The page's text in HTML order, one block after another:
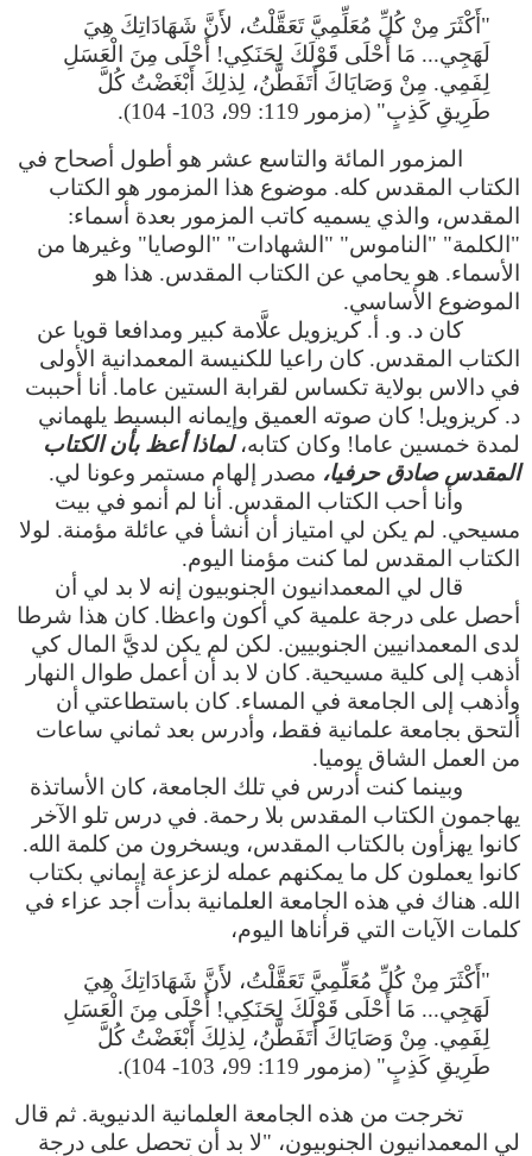
"أَكْثَرَ مِنْ كُلِّ مُعَلِّمِيَّ تَعَقَّلْتُ، لأَنَّ شَهَادَاتِكَ هِيَ
لَهَجِي... مَا أَحْلَى قَوْلَكَ لِحَنَكِي! أَحْلَى مِنَ الْعَسَلِ
لِفَمِي. مِنْ وَصَايَاكَ أَتَفَطَّنُ، لِذلِكَ أَبْغَضْتُ كُلَّ
طَرِيقِ كَذِبٍ" (مزمور 119: 99، 103- 104).
المزمور المائة والتاسع عشر هو أطول أصحاح في
الكتاب المقدس كله. موضوع هذا المزمور هو الكتاب
المقدس، والذي يسميه كاتب المزمور بعدة أسماء:
"الكلمة" "الناموس" "الشهادات" "الوصايا" وغيرها من
الأسماء. هو يحامي عن الكتاب المقدس. هذا هو
الموضوع الأساسي.
كان د. و. أ. كريزويل علَّامة كبير ومدافعا قويا عن
الكتاب المقدس. كان راعيا للكنيسة المعمدانية الأولى
في دالاس بولاية تكساس لقرابة الستين عاما. أنا أحببت
د. كريزويل! كان صوته العميق وإيمانه البسيط يلهماني
لمدة خمسين عاما! وكان كتابه،لماذا أعظ بأن الكتاب
المقدس صادق حرفيا، مصدر إلهام مستمر وعونا لي.
وأنا أحب الكتاب المقدس. أنا لم أنمو في بيت
مسيحي. لم يكن لي امتياز أن أنشأ في عائلة مؤمنة. لولا
الكتاب المقدس لما كنت مؤمنا اليوم.
قال لي المعمدانيون الجنوبيون إنه لا بد لي أن
أحصل على درجة علمية كي أكون واعظا. كان هذا شرطا
لدى المعمدانيين الجنوبيين. لكن لم يكن لديَّ المال كي
أذهب إلى كلية مسيحية. كان لا بد أن أعمل طوال النهار
وأذهب إلى الجامعة في المساء. كان باستطاعتي أن
ألتحق بجامعة علمانية فقط، وأدرس بعد ثماني ساعات
من العمل الشاق يوميا.
وبينما كنت أدرس في تلك الجامعة، كان الأساتذة
يهاجمون الكتاب المقدس بلا رحمة. في درس تلو الآخر
كانوا يهزأون بالكتاب المقدس، ويسخرون من كلمة الله.
كانوا يعملون كل ما يمكنهم عمله لزعزعة إيماني بكتاب
الله. هناك في هذه الجامعة العلمانية بدأت أجد عزاء في
كلمات الآيات التي قرأناها اليوم،
"أَكْثَرَ مِنْ كُلِّ مُعَلِّمِيَّ تَعَقَّلْتُ، لأَنَّ شَهَادَاتِكَ هِيَ
لَهَجِي... مَا أَحْلَى قَوْلَكَ لِحَنَكِي! أَحْلَى مِنَ الْعَسَلِ
لِفَمِي. مِنْ وَصَايَاكَ أَتَفَطَّنُ، لِذلِكَ أَبْغَضْتُ كُلَّ
طَرِيقِ كَذِبٍ" (مزمور 119: 99، 103- 104).
تخرجت من هذه الجامعة العلمانية الدنيوية. ثم قال
لي المعمدانيون الجنوبيون، "لا بد أن تحصل على درجة